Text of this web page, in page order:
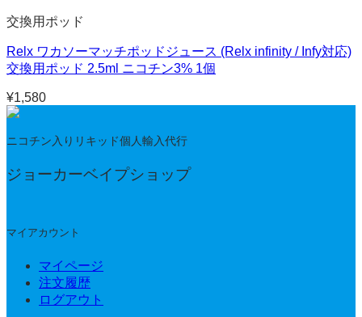
交換用ポッド
Relx ワカソーマッチポッドジュース (Relx infinity / Infy対応)
交換用ポッド 2.5ml ニコチン3% 1個
¥1,580
ニコチン入りリキッド個人輸入代行
ジョーカーベイプショップ
マイアカウント
マイページ
注文履歴
ログアウト